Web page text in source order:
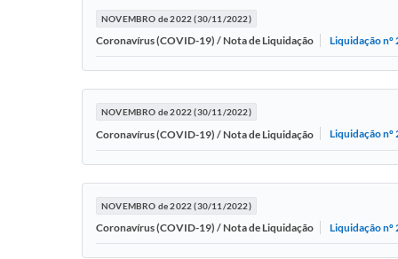
NOVEMBRO de 2022 (30/11/2022)
Coronavírus (COVID-19) / Nota de Liquidação Liquidação nº
NOVEMBRO de 2022 (30/11/2022)
Coronavírus (COVID-19) / Nota de Liquidação Liquidação nº
NOVEMBRO de 2022 (30/11/2022)
Coronavírus (COVID-19) / Nota de Liquidação Liquidação nº